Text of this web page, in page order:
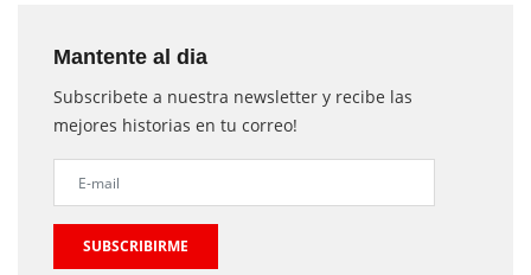
Mantente al dia
Subscribete a nuestra newsletter y recibe las
mejores historias en tu correo!
SUBSCRIBIRME